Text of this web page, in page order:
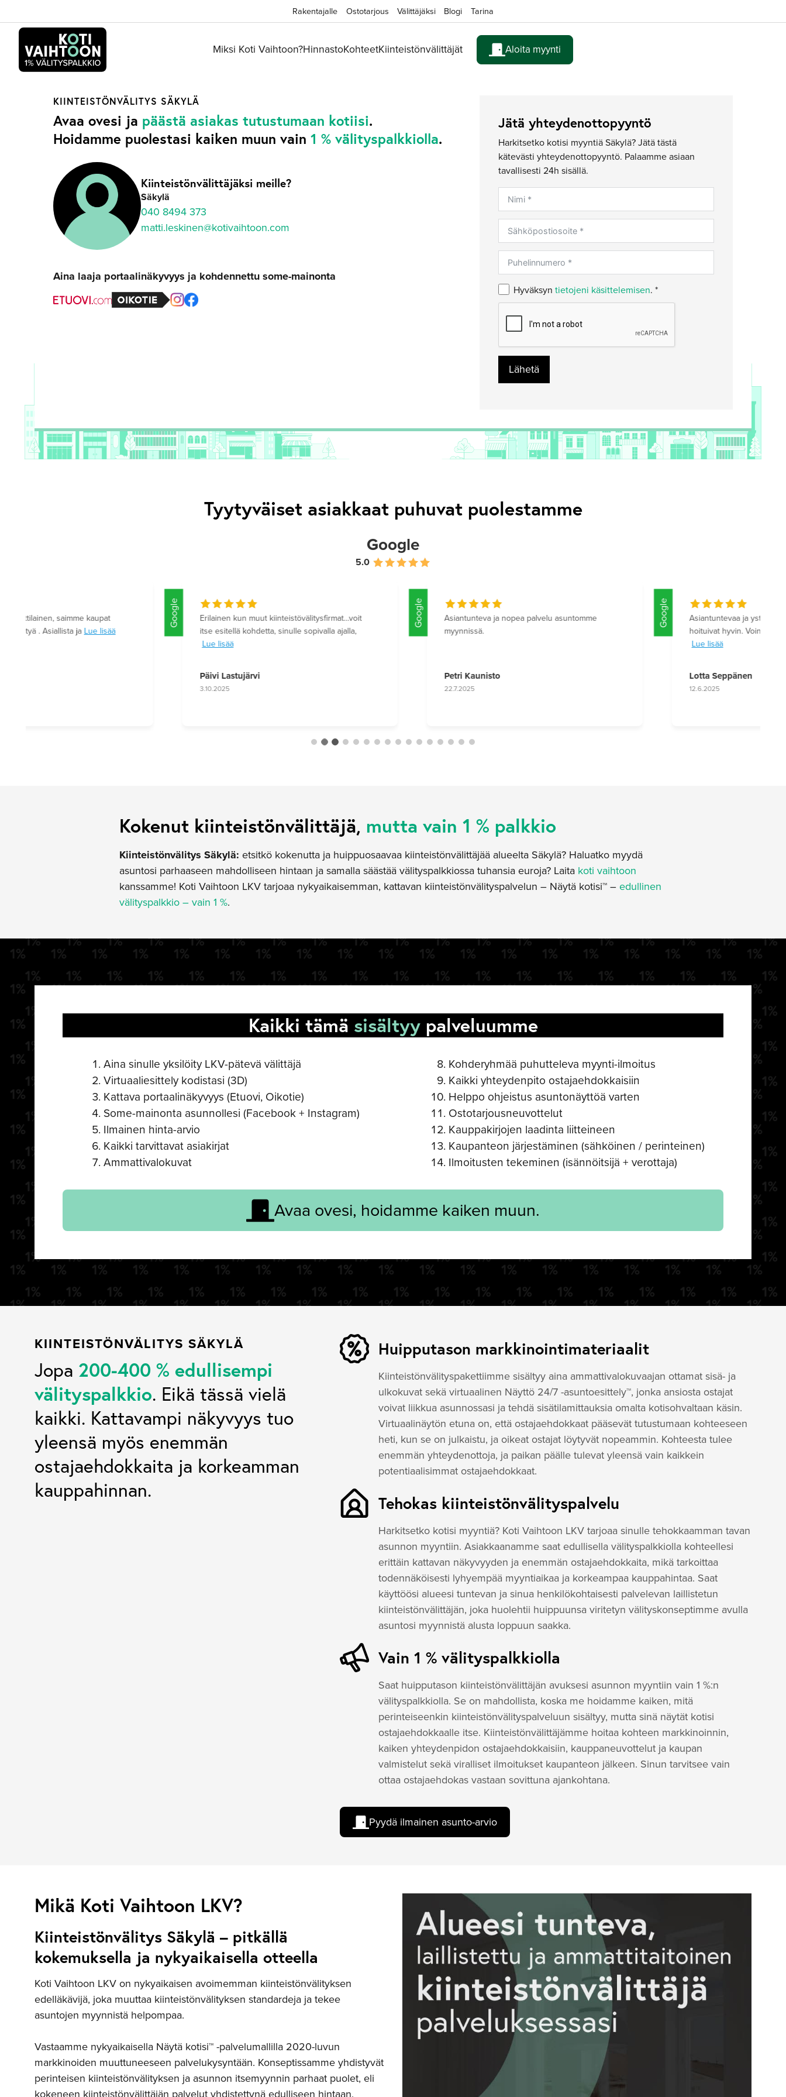
sisältöön
Rakentajalle Ostotarjous Välittäjäksi Blogi Tarina
Miksi Koti Vaihtoon?HinnastoKohteetKiinteistönvälittäjät Aloita myynti
KIINTEISTÖNVÄLITYS SÄKYLÄ
Avaa ovesi ja päästä asiakas tutustumaan kotiisi.
Hoidamme puolestasi kaiken muun vain 1 % välityspalkkiolla.
Kiinteistönvälittäjäksi meille?
Säkylä
040 8494 373
matti.leskinen@kotivaihtoon.com
Aina laaja portaalinäkyvyys ja kohdennettu some-mainonta
Jätä yhteydenottopyyntö
Harkitsetko kotisi myyntiä Säkylä? Jätä tästä
kätevästi yhteydenottopyyntö. Palaamme asiaan
tavallisesti 24h sisällä.
Hyväksyntietojeni käsittelemisen. *
Lähetä
Tyytyväiset asiakkaat puhuvat puolestamme
Google
5.0
Google
Asiantuntevaa ja ystävällistä toimintaa. Asiat
hoituivat hyvin. Voin lämpimästi suositella
Google
Olen erittäin tyytyväinen siihen miten asunnon
myynti oli itselle vaivatonta
Google Hienosti sujui kaikki. Kiitos Marjalle!
Kokenut kiinteistönvälittäjä, mutta vain 1 % palkkio
Kiinteistönvälitys Säkylä: etsitkö kokenutta ja huippuosaavaa kiinteistönvälittäjää alueelta Säkylä? Haluatko myydä
asuntosi parhaaseen mahdolliseen hintaan ja samalla säästää välityspalkkiossa tuhansia euroja? Laita koti vaihtoon
kanssamme! Koti Vaihtoon LKV tarjoaa nykyaikaisemman, kattavan kiinteistönvälityspalvelun – Näytä kotisi™ – edullinen
välityspalkkio – vain 1 %.
Kaikki tämä sisältyypalveluumme
Aina sinulle yksilöity LKV-pätevä välittäjä
Virtuaaliesittely kodistasi (3D)
Kattava portaalinäkyvyys (Etuovi, Oikotie)
Some-mainonta asunnollesi (Facebook + Instagram)
Ilmainen hinta-arvio
Kaikki tarvittavat asiakirjat
Ammattivalokuvat
Kohderyhmää puhutteleva myynti-ilmoitus
Kaikki yhteydenpito ostajaehdokkaisiin
Helppo ohjeistus asuntonäyttöä varten
Ostotarjousneuvottelut
Kauppakirjojen laadinta liitteineen
Kaupanteon järjestäminen (sähköinen / perinteinen)
Ilmoitusten tekeminen (isännöitsijä + verottaja)
Avaa ovesi, hoidamme kaiken muun.
KIINTEISTÖNVÄLITYS SÄKYLÄ
Jopa 200-400 % edullisempi
välityspalkkio. Eikä tässä vielä
kaikki. Kattavampi näkyvyys tuo
yleensä myös enemmän
ostajaehdokkaita ja korkeamman
kauppahinnan.
Huipputason markkinointimateriaalit
Kiinteistönvälityspakettiimme sisältyy aina ammattivalokuvaajan ottamat sisä- ja
ulkokuvat sekä virtuaalinen Näyttö 24/7 -asuntoesittely™, jonka ansiosta ostajat
voivat liikkua asunnossasi ja tehdä sisätilamittauksia omalta kotisohvaltaan käsin.
Virtuaalinäytön etuna on, että ostajaehdokkaat pääsevät tutustumaan kohteeseen
heti, kun se on julkaistu, ja oikeat ostajat löytyvät nopeammin. Kohteesta tulee
enemmän yhteydenottoja, ja paikan päälle tulevat yleensä vain kaikkein
potentiaalisimmat ostajaehdokkaat.
Tehokas kiinteistönvälityspalvelu
Harkitsetko kotisi myyntiä? Koti Vaihtoon LKV tarjoaa sinulle tehokkaamman tavan
asunnon myyntiin. Asiakkaanamme saat edullisella välityspalkkiolla kohteellesi
erittäin kattavan näkyvyyden ja enemmän ostajaehdokkaita, mikä tarkoittaa
todennäköisesti lyhyempää myyntiaikaa ja korkeampaa kauppahintaa. Saat
käyttöösi alueesi tuntevan ja sinua henkilökohtaisesti palvelevan laillistetun
kiinteistönvälittäjän, joka huolehtii huippuunsa viritetyn välityskonseptimme avulla
asuntosi myynnistä alusta loppuun saakka.
Vain 1 % välityspalkkiolla
Saat huipputason kiinteistönvälittäjän avuksesi asunnon myyntiin vain 1 %:n
välityspalkkiolla. Se on mahdollista, koska me hoidamme kaiken, mitä
perinteiseenkin kiinteistönvälityspalveluun sisältyy, mutta sinä näytät kotisi
ostajaehdokkaalle itse. Kiinteistönvälittäjämme hoitaa kohteen markkinoinnin,
kaiken yhteydenpidon ostajaehdokkaisiin, kauppaneuvottelut ja kaupan
valmistelut sekä viralliset ilmoitukset kaupanteon jälkeen. Sinun tarvitsee vain
ottaa ostajaehdokas vastaan sovittuna ajankohtana.
Pyydä ilmainen asunto-arvio
Mikä Koti Vaihtoon LKV?
Kiinteistönvälitys Säkylä – pitkällä
kokemuksella ja nykyaikaisella otteella
Koti Vaihtoon LKV on nykyaikaisen avoimemman kiinteistönvälityksen
edelläkävijä, joka muuttaa kiinteistönvälityksen standardeja ja tekee
asuntojen myynnistä helpompaa.
Vastaamme nykyaikaisella Näytä kotisi™ -palvelumallilla 2020-luvun
markkinoiden muuttuneeseen palvelukysyntään. Konseptissamme yhdistyvät
perinteisen kiinteistönvälityksen ja asunnon itsemyynnin parhaat puolet, eli
kokeneen kiinteistönvälittäjän palvelut yhdistettynä edulliseen hintaan.